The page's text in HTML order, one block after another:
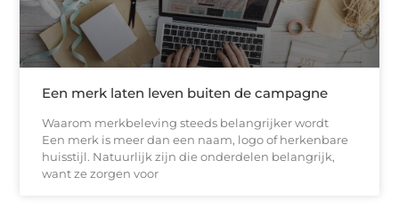
Een merk laten leven buiten de campagne
Waarom merkbeleving steeds belangrijker wordt
Een merk is meer dan een naam, logo of herkenbare
huisstijl. Natuurlijk zijn die onderdelen belangrijk,
want ze zorgen voor